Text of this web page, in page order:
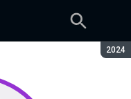
2024